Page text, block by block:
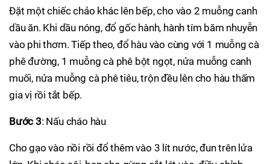
Đặt một chiếc chảo khác lên bếp, cho vào 2 muỗng canh
dầu ăn. Khi dầu nóng, đổ gốc hành, hành tím băm nhuyễn
vào phi thơm. Tiếp theo, đổ hàu vào cùng với 1 muỗng cà
phê đường, 1 muỗng cà phê bột ngọt, nửa muỗng canh
muối, nửa muỗng cà phê tiêu, trộn đều lên cho hàu thấm
gia vị rồi tắt bếp.
Bước 3: Nấu cháo hàu
Cho gạo vào nồi rồi đổ thêm vào 3 lít nước, đun trên lửa